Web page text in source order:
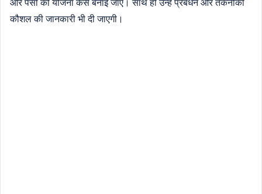
कौशल की जानकारी भी दी जाएगी।